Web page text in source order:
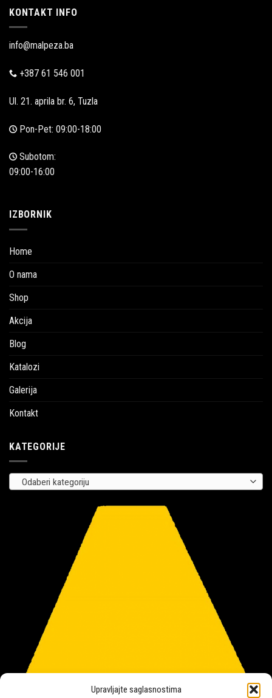
Upravljajte saglasnostima
KONTAKT INFO
info@malpeza.ba
+387 61 546 001
Ul. 21. aprila br. 6, Tuzla
Pon-Pet: 09:00-18:00
Subotom:
09:00-16:00
IZBORNIK
Home
O nama
Shop
Akcija
Blog
Katalozi
Galerija
Kontakt
KATEGORIJE
Odaberi kategoriju